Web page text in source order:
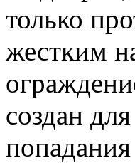
только
жестким
создан